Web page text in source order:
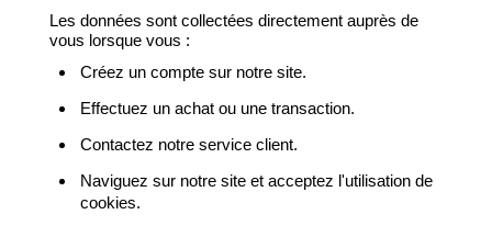
Les données sont collectées directement auprès de
vous lorsque vous :
Créez un compte sur notre site.
Effectuez un achat ou une transaction.
Contactez notre service client.
Naviguez sur notre site et acceptez l'utilisation de
cookies.